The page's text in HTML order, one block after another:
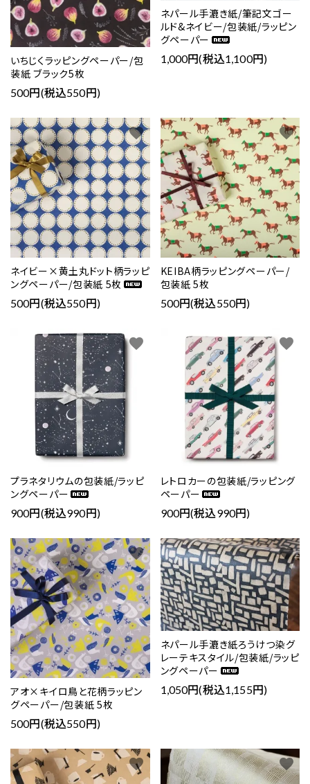
いちじくラッピングペーパー/包
装紙 ブラック5枚
500円(税込550円)
ネパール手漉き紙/筆記文ゴー
ルド&ネイビー/包装紙/ラッピン
グペーパー
1,000円(税込1,100円)
ネイビー×黄土丸ドット柄ラッピ
ングペーパー/包装紙 5枚
500円(税込550円)
favorite
KEIBA柄ラッピングペーパー/
包装紙 5枚
500円(税込550円)
favorite
プラネタリウムの包装紙/ラッピ
ングペーパー
900円(税込990円)
favorite
レトロカーの包装紙/ラッピング
ペーパー
900円(税込990円)
favorite
アオ×キイロ鳥と花柄ラッピン
グペーパー/包装紙 5枚
500円(税込550円)
favorite
ネパール手漉き紙ろうけつ染グ
レーテキスタイル/包装紙/ラッピ
ングペーパー
1,050円(税込1,155円)
favorite
favorite favorite
キーワード
カテゴリー
close